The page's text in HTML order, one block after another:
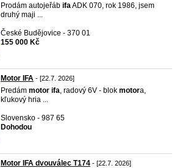
Prodám autojeřáb ifaADK 070, rok 1986, jsem
druhý maji ...
České Budějovice - 370 01
155 000 Kč
Motor IFA - [22.7. 2026]
Predám motor ifa, radový 6V - blok motora,
kľukový hria ...
Slovensko - 987 65
Dohodou
Motor IFA dvouválec T174 - [22.7. 2026]